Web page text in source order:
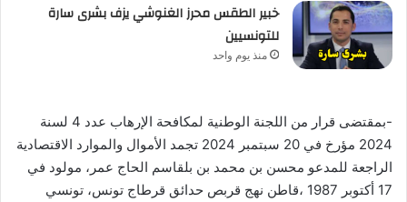
خبير الطقس محرز الغنوشي يزف بشرى سارة
للتونسيين
منذ يوم واحد
-بمقتضى قرار من اللجنة الوطنية لمكافحة الإرهاب عدد 4 لسنة
2024 مؤرخ في 20 سبتمبر 2024 تجمد الأموال والموارد الاقتصادية
الراجعة للمدعو محسن بن محمد بن بلقاسم الحاج عمر، مولود في
17 أكتوبر 1987 ،قاطن نهج قربص حدائق قرطاج تونس، تونسي